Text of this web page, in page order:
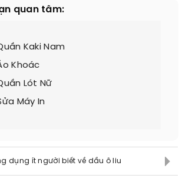
quan tâm:
Kaki Nam
Khoác
Lót Nữ
Máy In
dụng ít người biết về dầu ô liu